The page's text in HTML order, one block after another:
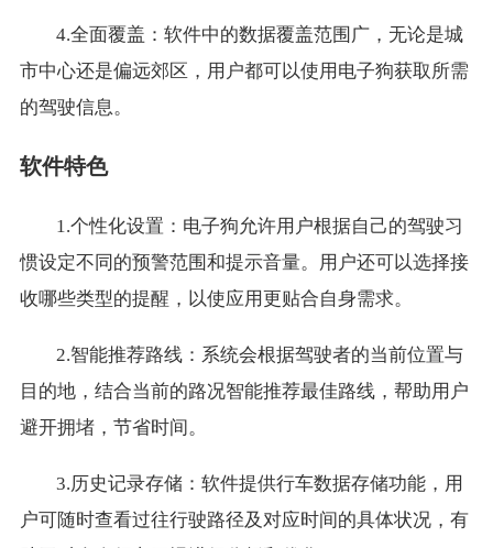
4.全面覆盖：软件中的数据覆盖范围广，无论是城
市中心还是偏远郊区，用户都可以使用电子狗获取所需
的驾驶信息。
软件特色
1.个性化设置：电子狗允许用户根据自己的驾驶习
惯设定不同的预警范围和提示音量。用户还可以选择接
收哪些类型的提醒，以使应用更贴合自身需求。
2.智能推荐路线：系统会根据驾驶者的当前位置与
目的地，结合当前的路况智能推荐最佳路线，帮助用户
避开拥堵，节省时间。
3.历史记录存储：软件提供行车数据存储功能，用
户可随时查看过往行驶路径及对应时间的具体状况，有